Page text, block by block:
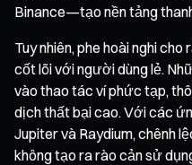
Binance—tạo nền tảng
Tuy nhiên, phe hoài nghi
cốt lõi với người dùng lẻ.
vào thao tác ví phức tạp,
dịch thất bại cao. Với các
Jupiter và Raydium, chênh
không tạo ra rào cản sử